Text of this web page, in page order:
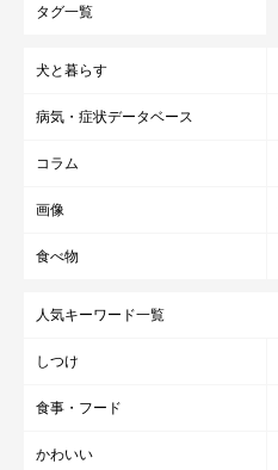
タグ一覧
犬と暮らす
病気・症状データベース
コラム
画像
食べ物
人気キーワード一覧
しつけ
食事・フード
かわいい